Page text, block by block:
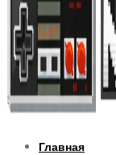
Главная